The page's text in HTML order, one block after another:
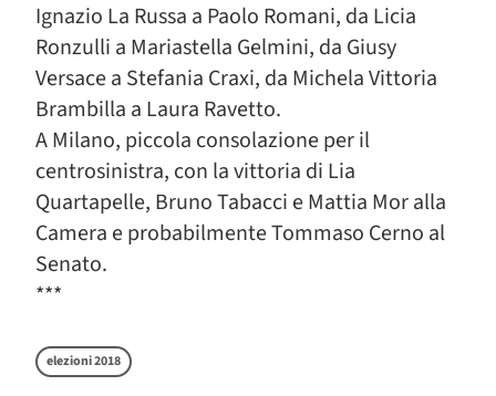
Ignazio La Russa a Paolo Romani, da Licia
Ronzulli a Mariastella Gelmini, da Giusy
Versace a Stefania Craxi, da Michela Vittoria
Brambilla a Laura Ravetto.
A Milano, piccola consolazione per il
centrosinistra, con la vittoria di Lia
Quartapelle, Bruno Tabacci e Mattia Mor alla
Camera e probabilmente Tommaso Cerno al
Senato.
***
elezioni 2018